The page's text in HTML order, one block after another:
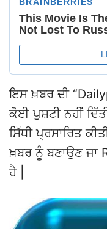
ਇਸ ਖ਼ਬਰ ਦੀ
ਕੋਈ ਪੁਸ਼ਟੀ ਨਹੀਂ
ਸਿੱਧੀ ਪ੍ਰਸਾਰਿਤ
ਖ਼ਬਰ ਨੂੰ ਬਣਾਉਣ ਜਾ
ਹੈ |